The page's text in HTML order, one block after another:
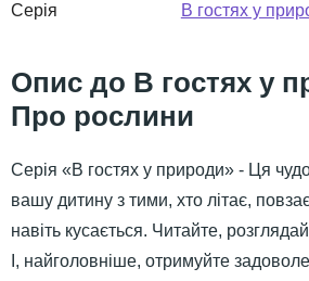
Серія
В гостях у
В гостях у
Про рослини
Серія «В гостях у природи» - Ця
вашу дитину з тими, хто літає,
навіть кусається. Читайте,
І, найголовніше, отримуйте